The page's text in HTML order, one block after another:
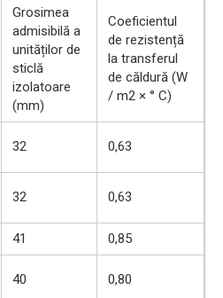
Grosimea
admisibilă a
unităților de
sticlă
izolatoare
(mm)
Coeficientul
de rezistență
la transferul
de căldură (W
/ m2 × ° C)
32 0,63
32 0,63
41
0,85
40 0,80